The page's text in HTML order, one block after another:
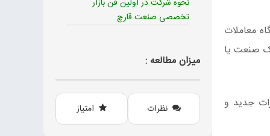
معاملات
صنعت یا
جدید و
نحوه شرکت در اولین فن بازار
تخصصی صنعت قارچ
میزان مطالعه :
نظرات امتیاز